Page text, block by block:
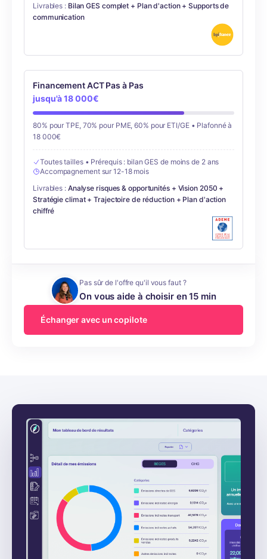
Livrables :Bilan GES complet + Plan d'action + Supports de
communication
Financement ACT Pas à Pas
jusqu'à 18 000€
80% pour TPE, 70% pour PME, 60% pour ETI/GE • Plafonné à
18 000€
Toutes tailles • Prérequis : bilan GES de moins de 2 ans
Accompagnement sur 12-18 mois
Livrables :Analyse risques & opportunités + Vision 2050 +
Stratégie climat + Trajectoire de réduction + Plan d'action
chiffré
Pas sûr de l'offre qu'il vous faut ?
On vous aide à choisir en 15 min
Échanger avec un copilote